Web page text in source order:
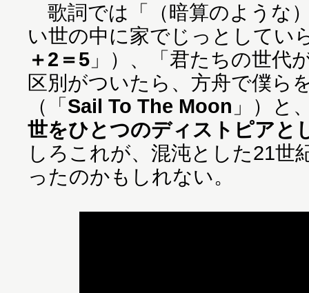
歌詞では「（暗算のような
い世の中に家でじっとしてい
＋2＝5 」）、「君たちの世代
区別がついたら、方舟で僕ら
（「Sail To The Moon 」）と
世をひとつのディストピアと
しろこれが、混沌とした21世
ったのかもしれない。